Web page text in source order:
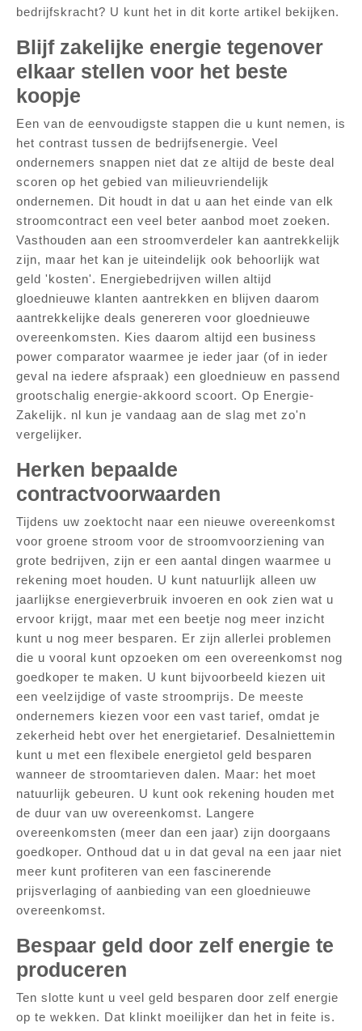
bedrijfskracht? U kunt het in dit korte artikel bekijken.
Blijf zakelijke energie tegenover
elkaar stellen voor het beste
koopje
Een van de eenvoudigste stappen die u kunt nemen, is
het contrast tussen de bedrijfsenergie. Veel
ondernemers snappen niet dat ze altijd de beste deal
scoren op het gebied van milieuvriendelijk
ondernemen. Dit houdt in dat u aan het einde van elk
stroomcontract een veel beter aanbod moet zoeken.
Vasthouden aan een stroomverdeler kan aantrekkelijk
zijn, maar het kan je uiteindelijk ook behoorlijk wat
geld 'kosten'. Energiebedrijven willen altijd
gloednieuwe klanten aantrekken en blijven daarom
aantrekkelijke deals genereren voor gloednieuwe
overeenkomsten. Kies daarom altijd een business
power comparator waarmee je ieder jaar (of in ieder
geval na iedere afspraak) een gloednieuw en passend
grootschalig energie-akkoord scoort. Op Energie-
Zakelijk. nl kun je vandaag aan de slag met zo'n
vergelijker.
Herken bepaalde
contractvoorwaarden
Tijdens uw zoektocht naar een nieuwe overeenkomst
voor groene stroom voor de stroomvoorziening van
grote bedrijven, zijn er een aantal dingen waarmee u
rekening moet houden. U kunt natuurlijk alleen uw
jaarlijkse energieverbruik invoeren en ook zien wat u
ervoor krijgt, maar met een beetje nog meer inzicht
kunt u nog meer besparen. Er zijn allerlei problemen
die u vooral kunt opzoeken om een ​​overeenkomst nog
goedkoper te maken. U kunt bijvoorbeeld kiezen uit
een veelzijdige of vaste stroomprijs. De meeste
ondernemers kiezen voor een vast tarief, omdat je
zekerheid hebt over het energietarief. Desalniettemin
kunt u met een flexibele energietol geld besparen
wanneer de stroomtarieven dalen. Maar: het moet
natuurlijk gebeuren. U kunt ook rekening houden met
de duur van uw overeenkomst. Langere
overeenkomsten (meer dan een jaar) zijn doorgaans
goedkoper. Onthoud dat u in dat geval na een jaar niet
meer kunt profiteren van een fascinerende
prijsverlaging of aanbieding van een gloednieuwe
overeenkomst.
Bespaar geld door zelf energie te
produceren
Ten slotte kunt u veel geld besparen door zelf energie
op te wekken. Dat klinkt moeilijker dan het in feite is.